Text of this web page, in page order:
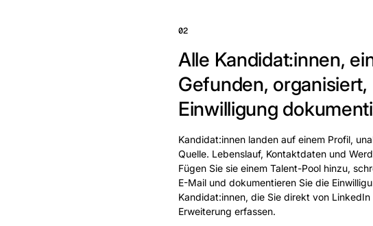
02
Alle Kandidat:innen,
Gefunden, organisiert,
Einwilligung
Kandidat:innen landen auf einem Profil,
Quelle. Lebenslauf, Kontaktdaten und
Fügen Sie sie einem Talent-Pool hinzu,
E-Mail und dokumentieren Sie die
Kandidat:innen, die Sie direkt von
Erweiterung erfassen.